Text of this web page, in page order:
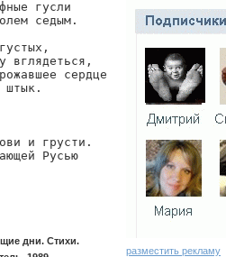
гусли
седым.
вглядеться,
сердце
штык.
и грусти.
Русью
дни. Стихи.
разместить рекламу